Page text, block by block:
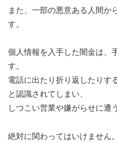
また、一部の悪意ある人間か
す。
個人情報を入手した闇金は、
す。
電話に出たり折り返したりす
と認識されてしまい、
しつこい営業や嫌がらせに遭
絶対に関わってはいけません。